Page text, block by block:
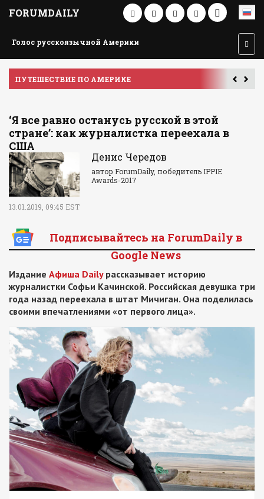
FORUMDAILY
Голос русскоязычной Америки
ПУТЕШЕСТВИЕ ПО АМЕРИКЕ
‘Я все равно останусь русской в этой
стране’: как журналистка переехала в
США
Денис Чередов
автор ForumDaily, победитель IPPIE
Awards-2017
13.01.2019, 09:45 EST
Подписывайтесь на ForumDaily в
Google News
Издание Афиша Dailyрассказывает историю
журналистки Софьи Качинской. Российская девушка три
года назад переехала в штат Мичиган. Она поделилась
своими впечатлениями «от первого лица».